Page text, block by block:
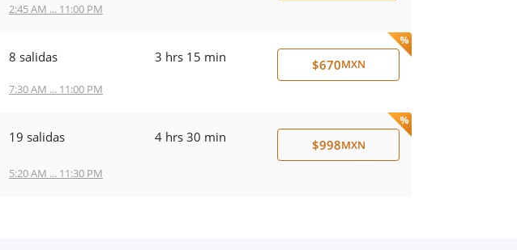
2:45 AM ... 11:00 PM
8 salidas
7:30 AM ... 11:00 PM
3 hrs 15 min $670MXN
19 salidas
5:20 AM ... 11:30 PM
4 hrs 30 min $998MXN